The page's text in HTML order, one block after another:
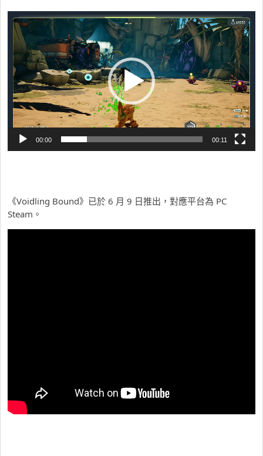
視
訊
放
器
00:00 00:11
《Voidling Bound》已於 6 月 9 日推出，對應平台為 PC
Steam。